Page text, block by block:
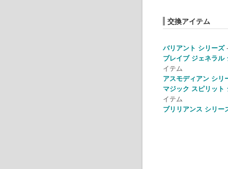
交換アイテム
バリアント シリーズ-
ブレイブ ジェネラル
イテム
アスモディアン シリ
マジック スピリット
イテム
ブリリアンス シリー